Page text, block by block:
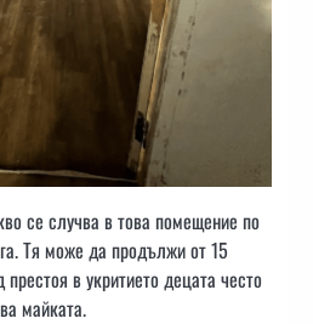
се случва в това помещение по
Тя може да продължи от 15
в укритието децата често
майката.